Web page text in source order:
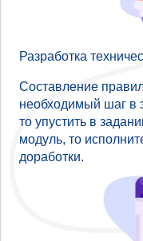
Разработка
Составление
необходимый шаг в
то упустить в
модуль, то
доработки.